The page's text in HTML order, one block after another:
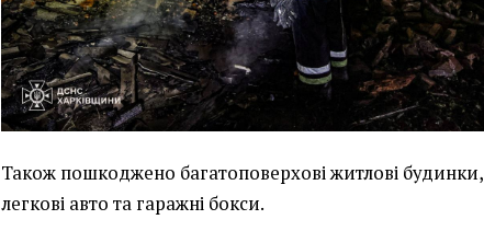
Також пошкоджено багатоповерхові житлові будинки,
легкові авто та гаражні бокси.